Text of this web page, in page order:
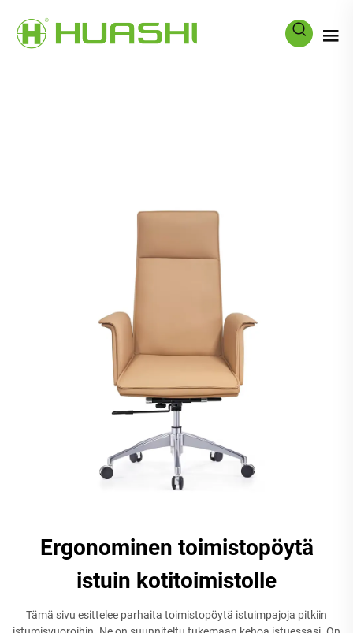
Ergonominen toimistopöytä
istuin kotitoimistolle
Tämä sivu esittelee parhaita toimistopöytä istuimpajoja pitkiin